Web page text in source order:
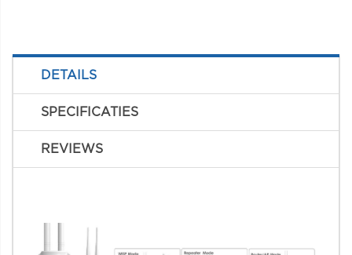
DETAILS
SPECIFICATIES
REVIEWS